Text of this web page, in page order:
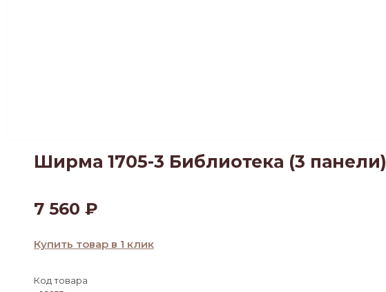
Ширма 1705-3 Библиотека (3 панели)
7 560 ₽
Купить товар в 1 клик
Код товара